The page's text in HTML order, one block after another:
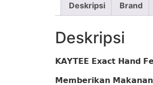
Deskripsi Brand
Deskripsi
𝗞𝗔𝗬𝗧𝗘𝗘 𝗘𝘅𝗮𝗰𝘁 𝗛𝗮𝗻𝗱
𝗠𝗲𝗺𝗯𝗲𝗿𝗶𝗸𝗮𝗻 𝗠𝗮𝗸𝗮𝗻𝗮𝗻